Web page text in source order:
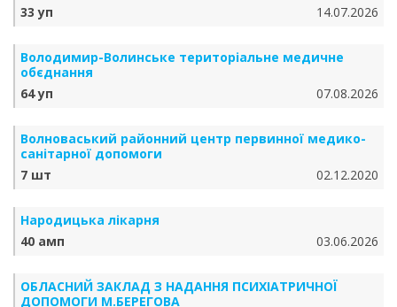
33 уп
14.07.2026
Володимир-Волинське територіальне медичне
обєднання
64 уп
07.08.2026
Волноваський районний центр первинної медико-
санітарної допомоги
7 шт
02.12.2020
Народицька лікарня
40 амп
03.06.2026
ОБЛАСНИЙ ЗАКЛАД З НАДАННЯ ПСИХІАТРИЧНОЇ
ДОПОМОГИ М.БЕРЕГОВА